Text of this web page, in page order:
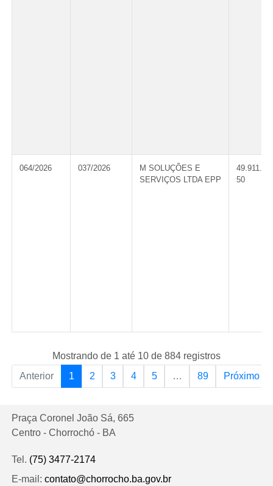
064/2026 037/2026
M SOLUÇÕES E
SERVIÇOS LTDA EPP
50
Mostrando de 1 até 10 de 884 registros
Anterior
1 2 3 4 5 … 89 Próximo
Praça Coronel João Sá, 665
Centro - Chorrochó - BA
Tel. (75) 3477-2174
E-mail: contato@chorrocho.ba.gov.br